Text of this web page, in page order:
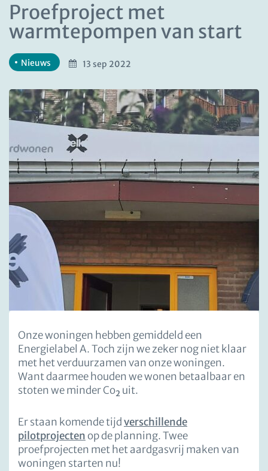
Proefproject met
warmtepompen van start
Nieuws 13 sep 2022
Onze woningen hebben gemiddeld een
Energielabel A. Toch zijn we zeker nog niet klaar
met het verduurzamen van onze woningen.
Want daarmee houden we wonen betaalbaar en
stoten we minder Co2 uit.
Er staan komende tijd verschillende
pilotprojecten op de planning. Twee
proefprojecten met het aardgasvrij maken van
woningen starten nu!